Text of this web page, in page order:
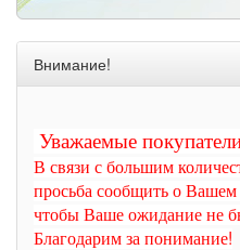
Внимание!
Уважаемые
В связи с большим
просьба сообщить о
чтобы Ваше ожидание не
Благодарим за понимание!